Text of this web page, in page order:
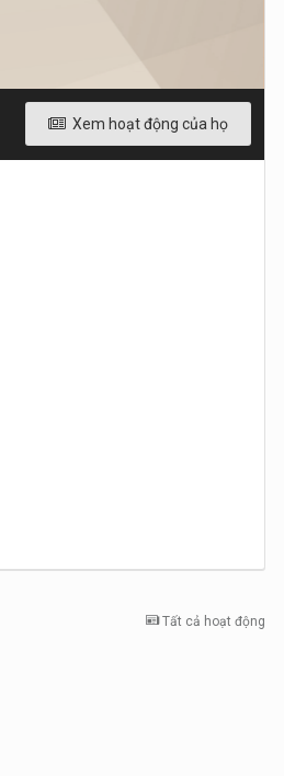
Xem hoạt động của họ
Tất cả hoạt động